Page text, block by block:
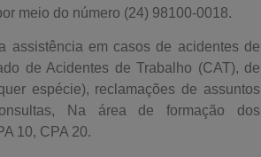
meio do número (24) 98100-0018.
em casos de acidentes de
de Acidentes de Trabalho (CAT), de
espécie), reclamações de assuntos
Na área de formação dos
10, CPA 20.